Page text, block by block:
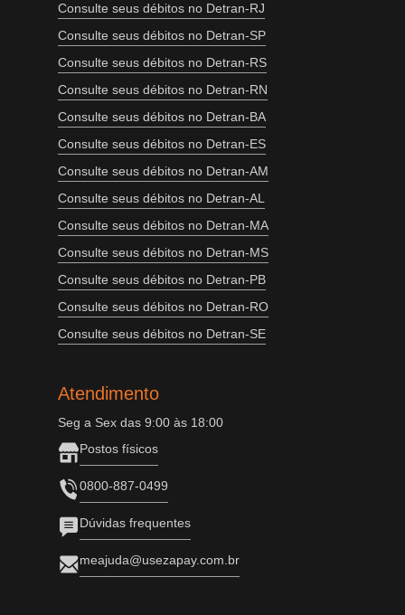
Consulte seus débitos no Detran-RJ
Consulte seus débitos no Detran-SP
Consulte seus débitos no Detran-RS
Consulte seus débitos no Detran-RN
Consulte seus débitos no Detran-BA
Consulte seus débitos no Detran-ES
Consulte seus débitos no Detran-AM
Consulte seus débitos no Detran-AL
Consulte seus débitos no Detran-MA
Consulte seus débitos no Detran-MS
Consulte seus débitos no Detran-PB
Consulte seus débitos no Detran-RO
Consulte seus débitos no Detran-SE
Atendimento
Seg a Sex das 9:00 às 18:00
Postos físicos
0800-887-0499
Dúvidas frequentes
meajuda@usezapay.com.br